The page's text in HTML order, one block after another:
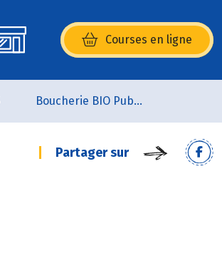
Courses en ligne
(s’ouvre dans une nouvelle
Boucherie BIO Publier
Partager sur